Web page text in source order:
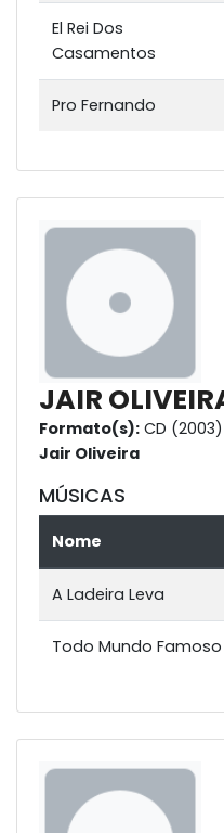
El Rei Dos
Casamentos
Pro Fernando
JAIR
Formato(s): CD (2003)
Jair Oliveira
MÚSICAS
Nome
A Ladeira Leva
Todo Mundo Famoso